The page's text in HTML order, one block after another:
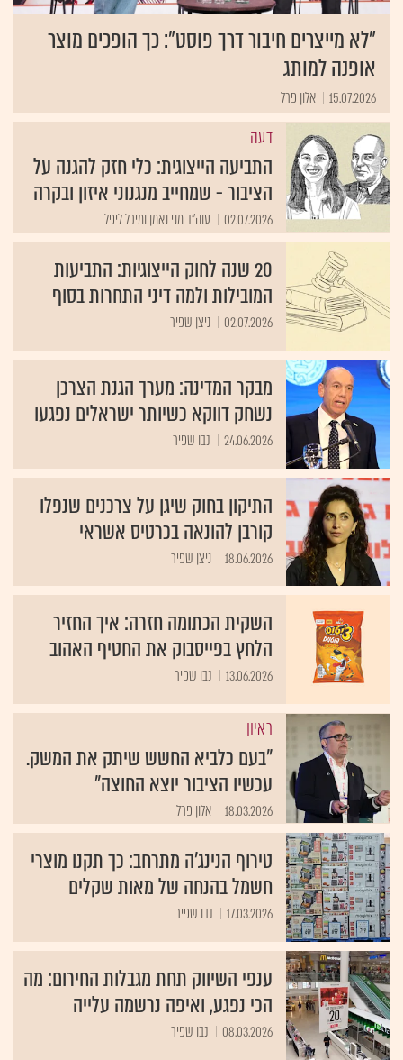
"לא מייצרים חיבור דרך פוסט": כך הופכים מוצר
אופנה למותג
15.07.2026 אלון פרל
דעה
התביעה הייצוגית: כלי חזק להגנה על
הציבור - שמחייב מנגנוני איזון ובקרה
02.07.2026 עוה"ד מני נאמן ומיכל ליפל
20 שנה לחוק הייצוגיות: התביעות
המובילות ולמה דיני התחרות בסוף
02.07.2026 ניצן שפיר
מבקר המדינה: מערך הגנת הצרכן
נשחק דווקא כשיותר ישראלים נפגעו
24.06.2026 נבו שפיר
התיקון בחוק שיגן על צרכנים שנפלו
קורבן להונאה בכרטיס אשראי
18.06.2026 ניצן שפיר
השקית הכתומה חזרה: איך החזיר
הלחץ בפייסבוק את החטיף האהוב
13.06.2026 נבו שפיר
ראיון
"בעם כלביא החשש שיתק את המשק.
עכשיו הציבור יוצא החוצה"
18.03.2026 אלון פרל
טירוף הנינג'ה מתרחב: כך תקנו מוצרי
חשמל בהנחה של מאות שקלים
17.03.2026 נבו שפיר
ענפי השיווק תחת מגבלות החירום: מה
הכי נפגע, ואיפה נרשמה עלייה
08.03.2026 נבו שפיר